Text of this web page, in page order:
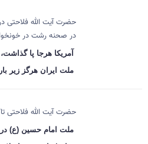
حضرت آیت الله فلاحتی
در صحنه رشت در
آمریکا هرجا پا
ملت ایران هرگز زیر
حضرت آیت الله فلاحتی
ملت امام حسین (ع)